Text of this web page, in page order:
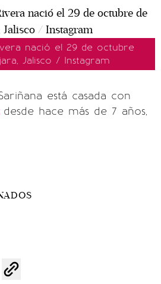
nació el 29 de octubre
Jalisco / Instagram
está casada con
desde hace más de 7 años,